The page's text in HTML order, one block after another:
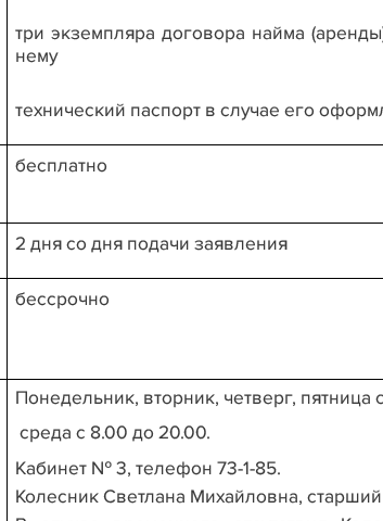
три экземпляра договора найма
нему
технический паспорт в случае его
бесплатно
2 дня со дня подачи заявления
бессрочно
Понедельник, вторник, четверг, пятница
среда с 8.00 до 20.00.
Кабинет № 3, телефон 73-1-85.
Колесник Светлана Михайловна,